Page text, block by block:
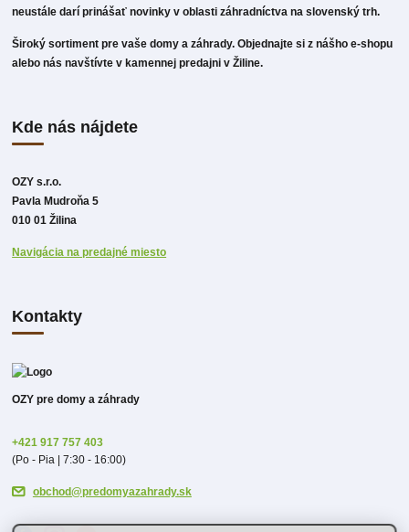
neustále darí prinášať novinky v oblasti záhradníctva na slovenský trh.
Široký sortiment pre vaše domy a záhrady. Objednajte si z nášho e-shopu
alebo nás navštívte v kamennej predajni v Žiline.
Kde nás nájdete
OZY s.r.o.
Pavla Mudroňa 5
010 01 Žilina
Navigácia na predajné miesto
Kontakty
OZY pre domy a záhrady
+421 917 757 403
(Po - Pia | 7:30 - 16:00)
obchod@predomyazahrady.sk